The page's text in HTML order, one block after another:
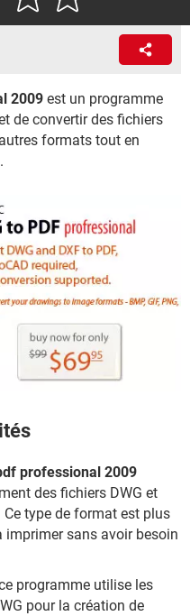
2009 est un programme
de convertir des fichiers
formats tout en
professional 2009
des fichiers DWG et
Ce type de format est plus
imprimer sans avoir besoin
programme utilise les
pour la création de